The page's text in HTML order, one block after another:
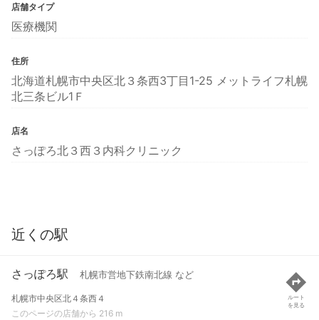
店舗タイプ
医療機関
住所
北海道札幌市中央区北３条西3丁目1-25 メットライフ札幌
北三条ビル1Ｆ
店名
さっぽろ北３西３内科クリニック
近くの駅
さっぽろ駅 札幌市営地下鉄南北線 など
札幌市中央区北４条西４
このページの店舗から 216 m
ルート
を見る